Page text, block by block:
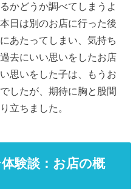
かどうか調べてしまうよ
日は別のお店に行った後
あたってしまい、気持ち
去にいい思いをしたお店
思いをした子は、もうお
したが、期待に胸と股間
立ちました。
験談：お店の概